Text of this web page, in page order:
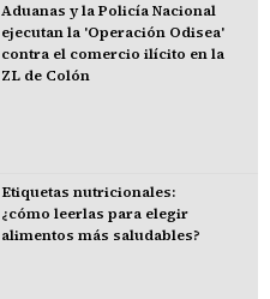
Aduanas y la Policía Nacional
ejecutan la 'Operación Odisea'
contra el comercio ilícito en la
ZL de Colón
Etiquetas nutricionales:
¿cómo leerlas para elegir
alimentos más saludables?